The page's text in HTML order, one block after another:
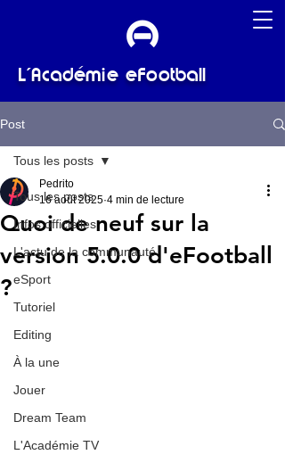
L'Académie eFootball
Post
Tous les posts
Infos officielles
L'actu de la communauté
eSport
Tutoriel
Editing
À la une
Jouer
Dream Team
L'Académie TV
Tous les posts
Quoi de neuf sur la
version 5.0.0 d'eFootball
?
Pedrito
16 août 2025 4 min de lecture